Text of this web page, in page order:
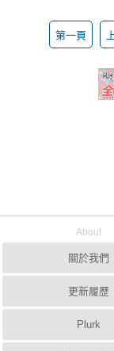
第一頁
About
關於我們
更新履歷
Plurk